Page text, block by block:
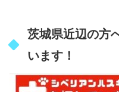
茨城県近辺の方
います！